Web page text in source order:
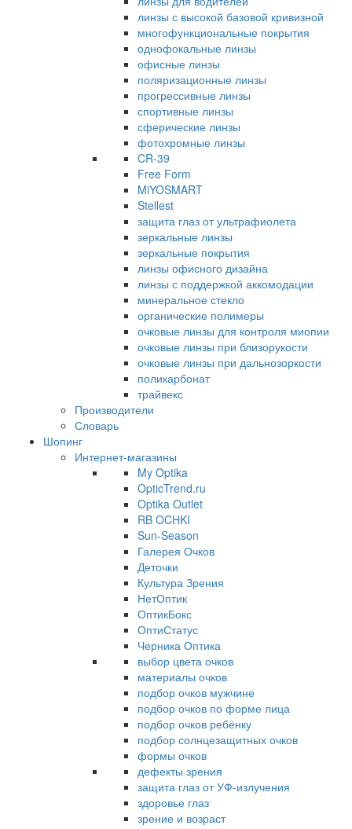
линзы с высокой базовой кривизной
многофункциональные покрытия
однофокальные линзы
офисные линзы
поляризационные линзы
прогрессивные линзы
спортивные линзы
сферические линзы
фотохромные линзы
CR-39
Free Form
MiYOSMART
Stellest
защита глаз от ультрафиолета
зеркальные линзы
зеркальные покрытия
линзы офисного дизайна
линзы с поддержкой аккомодации
минеральное стекло
органические полимеры
очковые линзы для контроля миопии
очковые линзы при близорукости
очковые линзы при дальнозоркости
поликарбонат
трайвекс
Производители
Словарь
Шопинг
Интернет-магазины
My Optika
OpticTrend.ru
Optika Outlet
RB OCHKI
Sun-Season
Галерея Очков
Деточки
Культура Зрения
НетОптик
ОптикБокс
ОптиСтатус
Черника Оптика
выбор цвета очков
материалы очков
подбор очков мужчине
подбор очков по форме лица
подбор очков ребёнку
подбор солнцезащитных очков
формы очков
дефекты зрения
защита глаз от УФ-излучения
здоровье глаз
зрение и возраст